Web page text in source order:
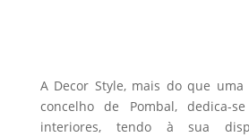
A Decor Style, mais do que
concelho de Pombal, dedica-
interiores, tendo à sua